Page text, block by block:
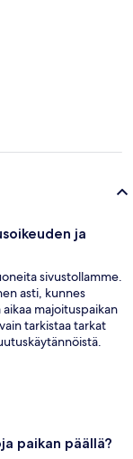
ja
sivustollamme.
asti, kunnes
majoituspaikan
tarkistaa tarkat
paikan päällä?